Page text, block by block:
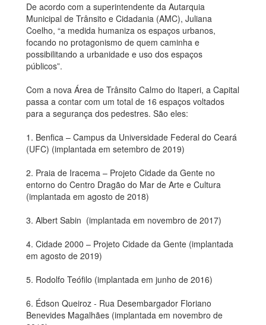
De acordo com a superintendente da Autarquia
Municipal de Trânsito e Cidadania (AMC), Juliana
Coelho, “a medida humaniza os espaços urbanos,
focando no protagonismo de quem caminha e
possibilitando a urbanidade e uso dos espaços
públicos”.
Com a nova Área de Trânsito Calmo do Itaperi, a Capital
passa a contar com um total de 16 espaços voltados
para a segurança dos pedestres. São eles:
1. Benfica – Campus da Universidade Federal do Ceará
(UFC) (implantada em setembro de 2019)
2. Praia de Iracema – Projeto Cidade da Gente no
entorno do Centro Dragão do Mar de Arte e Cultura
(implantada em agosto de 2018)
3. Albert Sabin (implantada em novembro de 2017)
4. Cidade 2000 – Projeto Cidade da Gente (implantada
em agosto de 2019)
5. Rodolfo Teófilo (implantada em junho de 2016)
6. Édson Queiroz - Rua Desembargador Floriano
Benevides Magalhães (implantada em novembro de